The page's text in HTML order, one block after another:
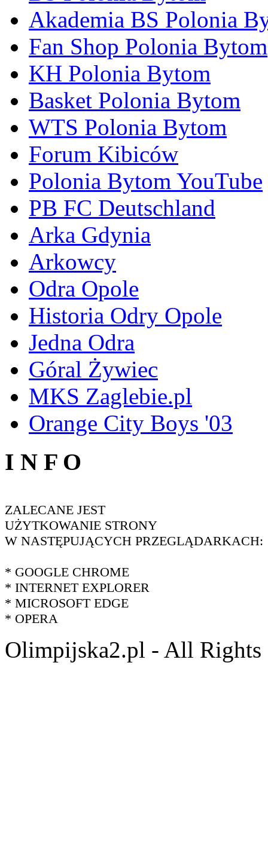
Akademia BS Polonia
Fan Shop Polonia Bytom
KH Polonia Bytom
Basket Polonia Bytom
WTS Polonia Bytom
Forum Kibiców
Polonia Bytom YouTube
PB FC Deutschland
Arka Gdynia
Arkowcy
Odra Opole
Historia Odry Opole
Jedna Odra
Góral Żywiec
MKS Zaglebie.pl
Orange City Boys '03
I N F O
ZALECANE JEST
UŻYTKOWANIE STRONY
W NASTĘPUJĄCYCH PRZEGLĄDARKACH:
* GOOGLE CHROME
* INTERNET EXPLORER
* MICROSOFT EDGE
* OPERA
Olimpijska2.pl - All Rights